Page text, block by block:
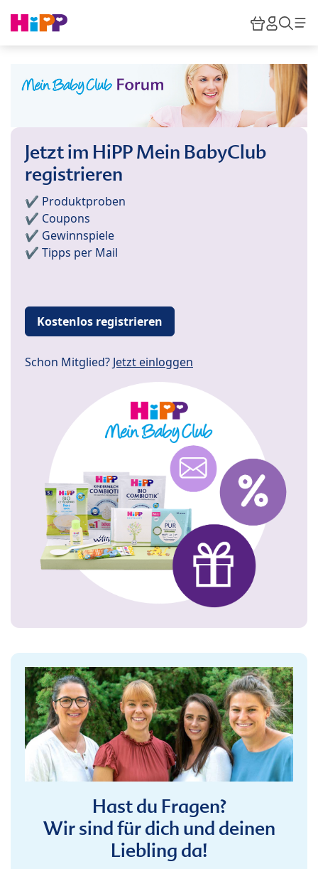
HiPP
Jetzt im HiPP Mein BabyClub
registrieren
✔️ Produktproben
✔️ Coupons
✔️ Gewinnspiele
✔️ Tipps per Mail
Kostenlos registrieren
Schon Mitglied? Jetzt einloggen
Hast du Fragen?
Wir sind für dich und deinen
Liebling da!